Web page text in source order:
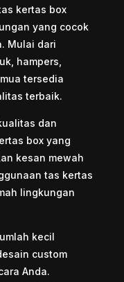
kertas box
yang cocok
Mulai dari
hampers,
tersedia
terbaik.
dan
box yang
kesan mewah
tas kertas
lingkungan
kecil
custom
Anda.